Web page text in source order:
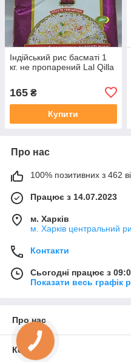
Індійський рис басматі 1
кг. не пропарений Lal Qilla
165 ₴
Купити
Про нас
100% позитивних з 462
Працює з 14.07.2023
м. Харків
м. Харків центральний
Контакти
Сьогодні працює з
Показати весь графік
Про нас
Контакти